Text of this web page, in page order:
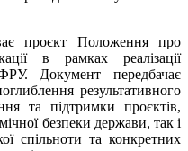
проєкт Положення про
в рамках реалізації
Документ передбачає
результативного
та підтримки проєктів,
безпеки держави, так і
спільноти та конкретних